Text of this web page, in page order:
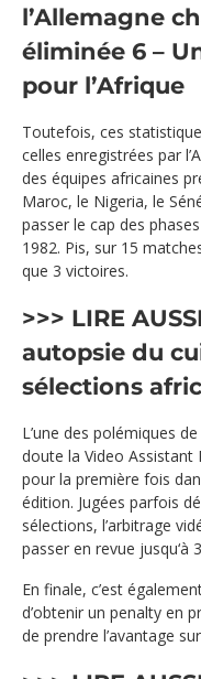
l’Allemagne
éliminée 6 –
pour l’Afrique
Toutefois, ces
celles enregistrées par
des équipes africaines
Maroc, le Nigeria, le
passer le cap des
1982. Pis, sur 15
que 3 victoires.
>>> LIRE
autopsie du
sélections
L’une des polémiques
doute la Video Assistant
pour la première fois
édition. Jugées parfois
sélections, l’arbitrage
passer en revue jusqu‘à
En finale, c’est
d’obtenir un penalty en
de prendre l’avantage